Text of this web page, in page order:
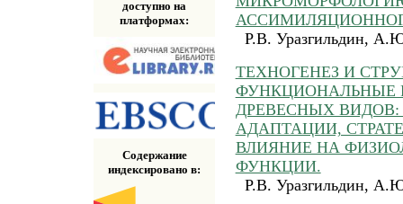
доступно на
платформах:
Содержание
индексировано в:
Р.В. Уразгильдин,
ТЕХНОГЕНЕЗ И
ФУНКЦИОНАЛЬНЫЕ
ДРЕВЕСНЫХ
АДАПТАЦИИ,
ВЛИЯНИЕ НА
ФУНКЦИИ.
Р.В. Уразгильдин,